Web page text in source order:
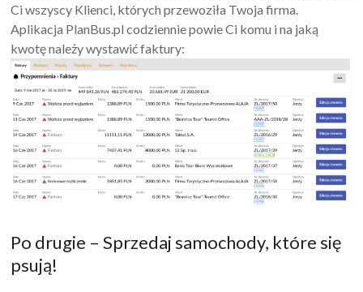
Ci wszyscy Klienci, których przewoziła Twoja firma.
Aplikacja PlanBus.pl codziennie powie Ci komu i na jaką
kwotę należy wystawić faktury:
Po drugie – Sprzedaj samochody, które się
psują!